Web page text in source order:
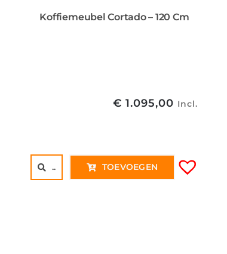
Koffiemeubel Cortado – 120 Cm
€ 1.095,00 Incl.
.. TOEVOEGEN